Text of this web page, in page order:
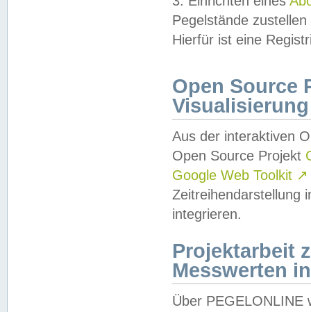
Pegelstände
Hierfür ist eine
Open Source
Visualisierung
Aus der interaktiven
Open Source Projekt
Google Web Toolkit ↗
Zeitreihendarstellung
integrieren.
Projektarbeit
Messwerten
Über PEGELONLINE